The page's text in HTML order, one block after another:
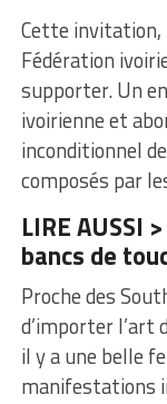
Cette invitation,
Fédération
supporter. Un
ivoirienne et
inconditionnel
composés par
LIRE AUSSI
bancs de
Proche des
d’importer l’art
il y a une belle
manifestations